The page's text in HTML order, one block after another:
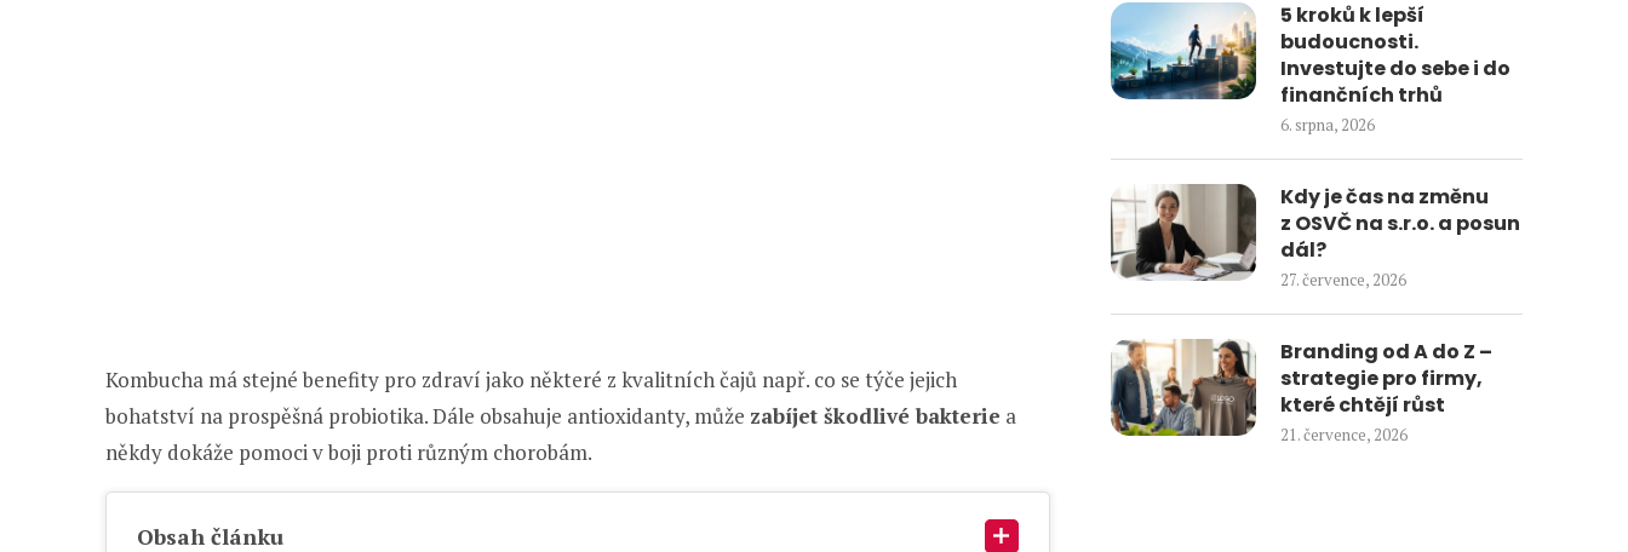
Kombucha má stejné benefity pro zdraví jako některé z kvalitních čajů např. co se týče jejich
bohatství na prospěšná probiotika. Dále obsahuje antioxidanty, může zabíjet škodlivé bakterie a
někdy dokáže pomoci v boji proti různým chorobám.
Obsah článku
5 kroků k lepší
budoucnosti.
Investujte do sebe i do
finančních trhů
6. srpna, 2026
Kdy je čas na změnu
z OSVČ na s.r.o. a posun
dál?
27. července, 2026
Branding od A do Z –
strategie pro firmy,
které chtějí růst
21. července, 2026